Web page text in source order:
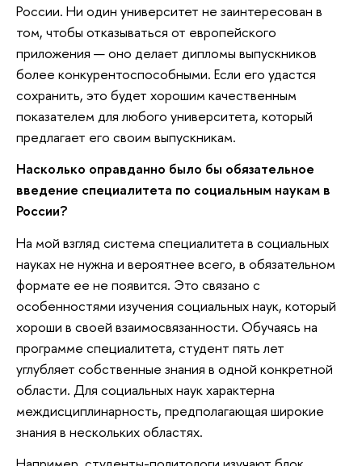
России. Ни один университет не заинтересован в
том, чтобы отказываться от европейского
приложения — оно делает дипломы выпускников
более конкурентоспособными. Если его удастся
сохранить, это будет хорошим качественным
показателем для любого университета, который
предлагает его своим выпускникам.
Насколько оправданно было бы обязательное
введение специалитета по социальным наукам в
России?
На мой взгляд система специалитета в социальных
науках не нужна и вероятнее всего, в обязательном
формате ее не появится. Это связано с
особенностями изучения социальных наук, который
хороши в своей взаимосвязанности. Обучаясь на
программе специалитета, студент пять лет
углубляет собственные знания в одной конкретной
области. Для социальных наук характерна
междисциплинарность, предполагающая широкие
знания в нескольких областях.